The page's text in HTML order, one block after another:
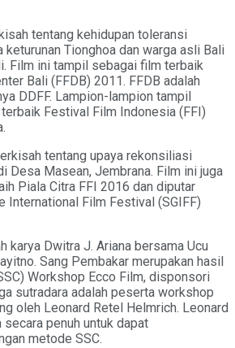
tentang kehidupan toleransi
keturunan Tionghoa dan warga asli Bali
Film ini tampil sebagai film terbaik
Bali (FFDB) 2011. FFDB adalah
DDFF. Lampion-lampion tampil
Festival Film Indonesia (FFI)
tentang upaya rekonsiliasi
Desa Masean, Jembrana. Film ini juga
Piala Citra FFI 2016 dan diputar
International Film Festival (SGIFF)
karya Dwitra J. Ariana bersama Ucu
Sang Pembakar merupakan hasil
Workshop Ecco Film, disponsori
sutradara adalah peserta workshop
oleh Leonard Retel Helmrich. Leonard
penuh untuk dapat
metode SSC.